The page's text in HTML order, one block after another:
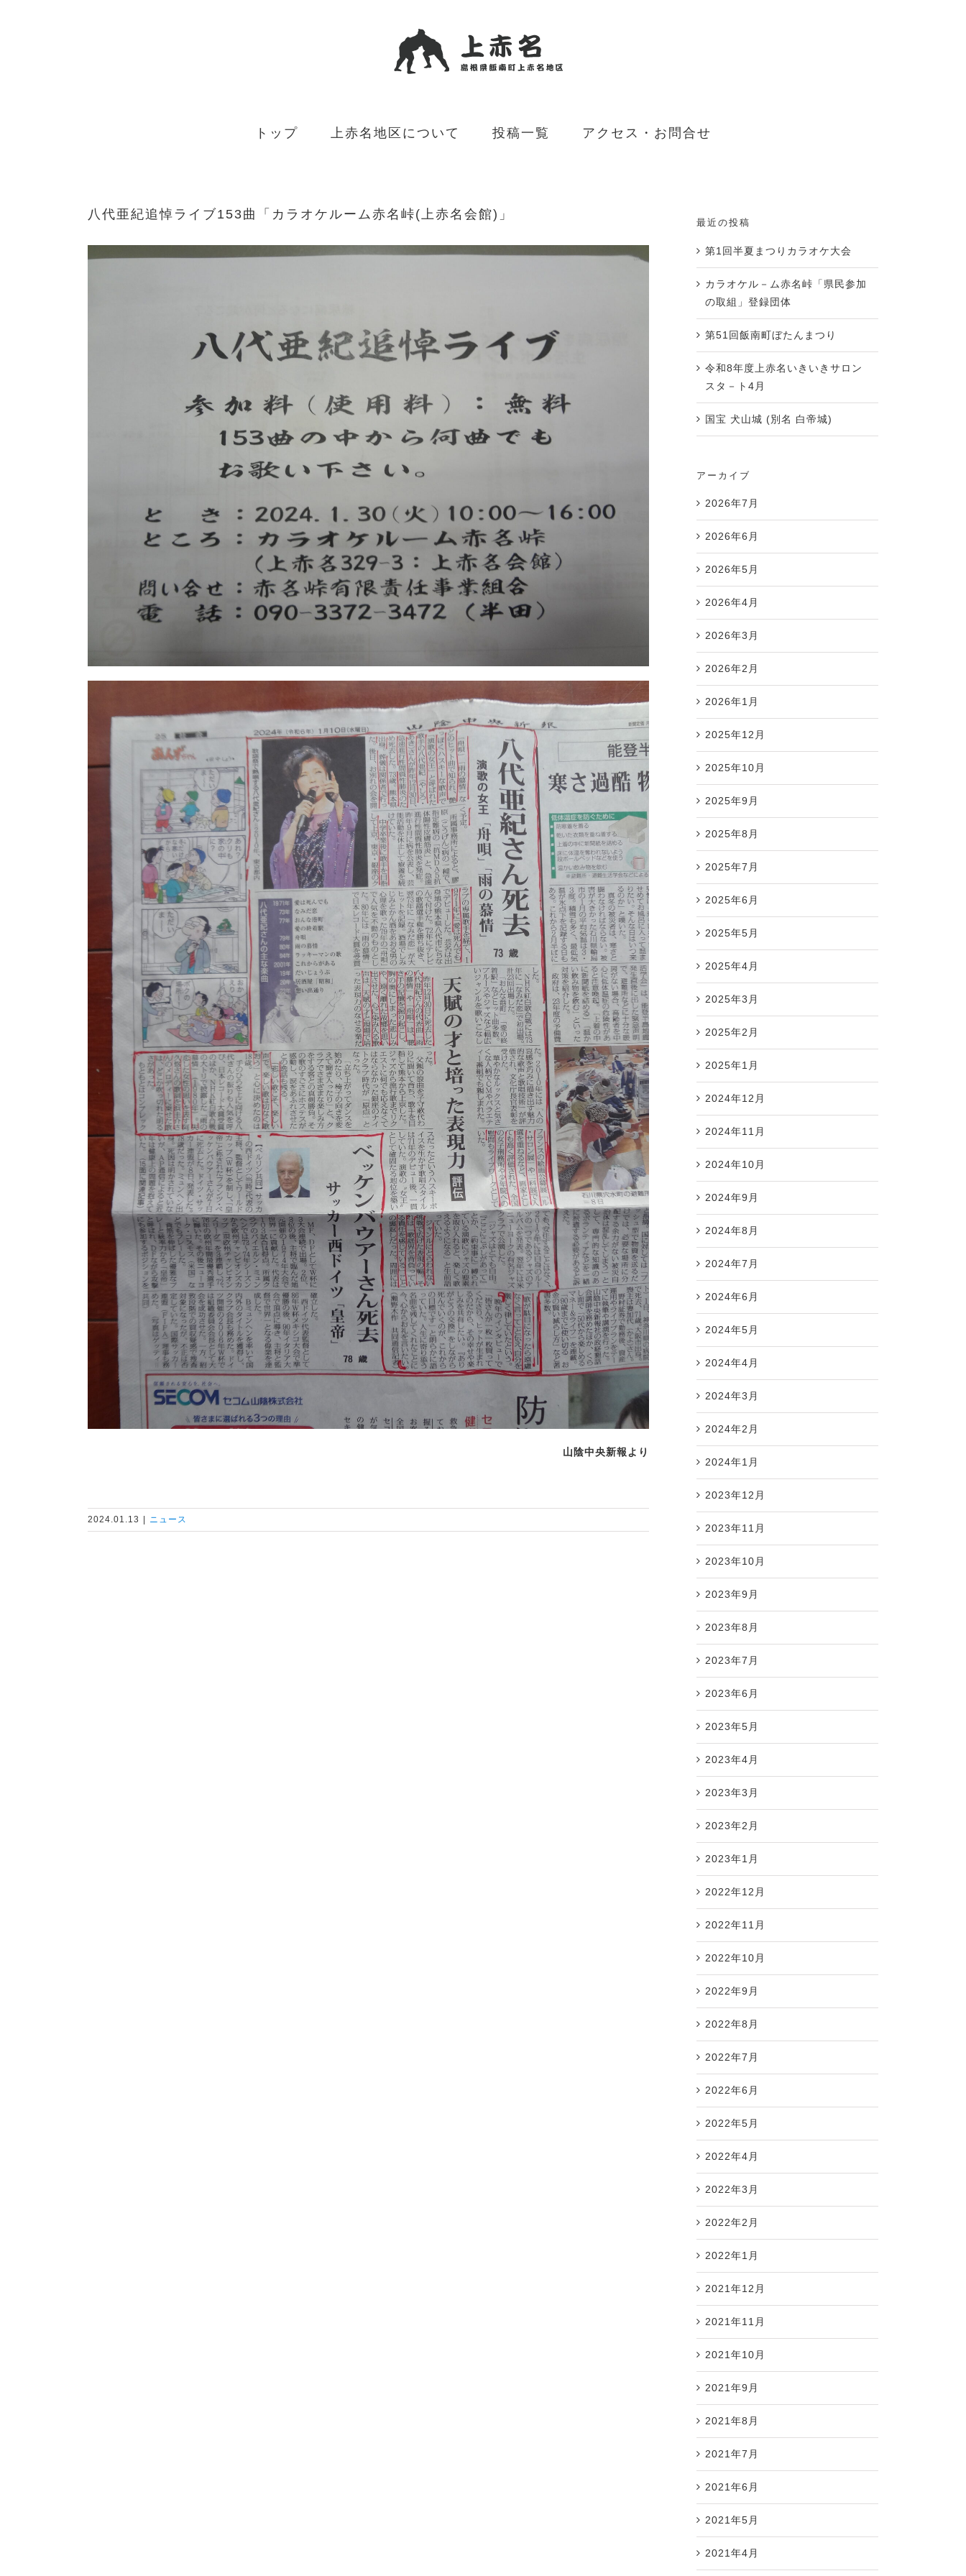
トップ 上赤名地区について 投稿一覧 アクセス・お問合せ
八代亜紀追悼ライブ153曲「カラオケルーム赤名峠(上赤名会館)」
山陰中央新報より
2024.01.13 ニュース
最近の投稿
第1回半夏まつりカラオケ大会
カラオケル－ム赤名峠「県民参加
の取組」登録団体
第51回飯南町ぼたんまつり
令和8年度上赤名いきいきサロン
スタ－ト4月
国宝 犬山城 (別名 白帝城)
アーカイブ
2026年7月
2026年6月
2026年5月
2026年4月
2026年3月
2026年2月
2026年1月
2025年12月
2025年10月
2025年9月
2025年8月
2025年7月
2025年6月
2025年5月
2025年4月
2025年3月
2025年2月
2025年1月
2024年12月
2024年11月
2024年10月
2024年9月
2024年8月
2024年7月
2024年6月
2024年5月
2024年4月
2024年3月
2024年2月
2024年1月
2023年12月
2023年11月
2023年10月
2023年9月
2023年8月
2023年7月
2023年6月
2023年5月
2023年4月
2023年3月
2023年2月
2023年1月
2022年12月
2022年11月
2022年10月
2022年9月
2022年8月
2022年7月
2022年6月
2022年5月
2022年4月
2022年3月
2022年2月
2022年1月
2021年12月
2021年11月
2021年10月
2021年9月
2021年8月
2021年7月
2021年6月
2021年5月
2021年4月